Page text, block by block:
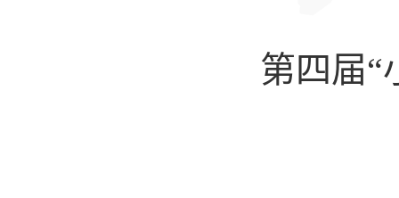
第四届“